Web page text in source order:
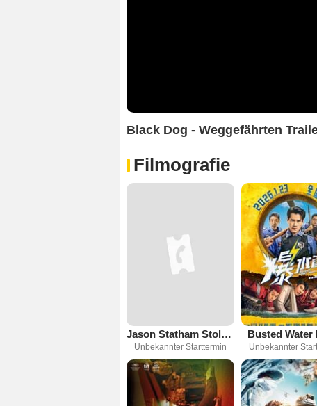
Black Dog - Weggefährten
Filmografie
Jason Statham Stole My Bike
Unbekannter Starttermin
Busted Water
Unbekannter